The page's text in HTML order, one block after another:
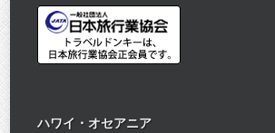
ハワイ・オセアニア